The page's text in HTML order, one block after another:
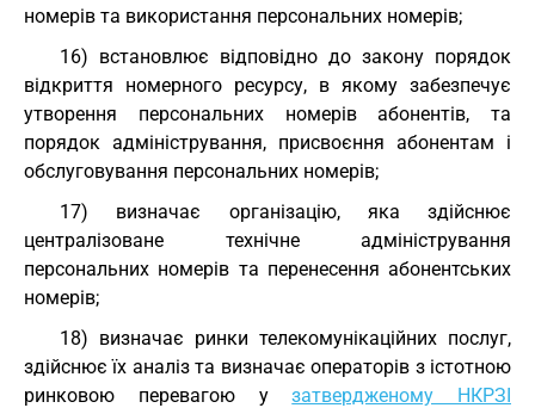
номерів та використання персональних номерів;
16) встановлює відповідно до закону порядок
відкриття номерного ресурсу, в якому забезпечує
утворення персональних номерів абонентів, та
порядок адміністрування, присвоєння абонентам і
обслуговування персональних номерів;
17) визначає організацію, яка здійснює
централізоване технічне адміністрування
персональних номерів та перенесення абонентських
номерів;
18) визначає ринки телекомунікаційних послуг,
здійснює їх аналіз та визначає операторів з істотною
ринковою перевагою узатвердженому НКРЗІ